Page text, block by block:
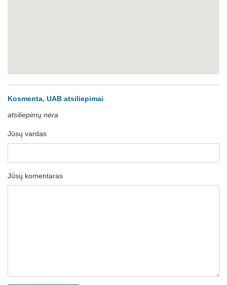
Kosmenta, UAB atsiliepimai
atsiliepimų nėra
Jūsų vardas
Jūsų komentaras